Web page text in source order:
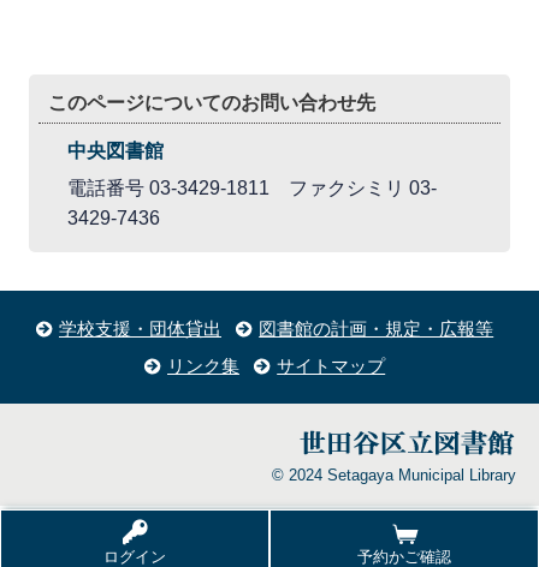
ログイン 予約かご確認
このページについてのお問い合わせ先
中央図書館
電話番号 03-3429-1811 ファクシミリ 03-
3429-7436
学校支援・団体貸出
図書館の計画・規定・広報等
リンク集
サイトマップ
© 2024 Setagaya Municipal Library